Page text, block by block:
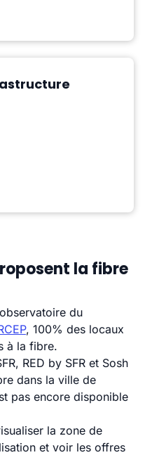
la fibre
du
, 100% des locaux
à la fibre.
RED by SFR et Sosh
dans la ville de
pas encore disponible
la zone de
et voir les offres